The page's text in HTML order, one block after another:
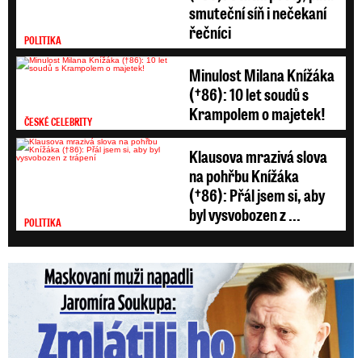
V podcastu zazní i to, zda se dá krása spočítat
matematicky, jak vybrat ideální velikost a tvar
prsou, jestli měl Ondřej Měšťák někdy i
nespokojené pacientky nebo zda mezi jeho
klienty patří slavné osobnosti. Poslechněte si
další díl Blesk Ordinace bez tabu! a vše se
dozvíte.
POLITIKA
smuteční síň i nečekaní
řečníci
ČESKÉ CELEBRITY
Minulost Milana Knížáka
(†86): 10 let soudů s
Krampolem o majetek!
POLITIKA
Klausova mrazivá slova
na pohřbu Knížáka
(†86): Přál jsem si, aby
byl vysvobozen z ...
Maskovaní muži napadli Jaromíra Soukupa: Krvavá nakládačka